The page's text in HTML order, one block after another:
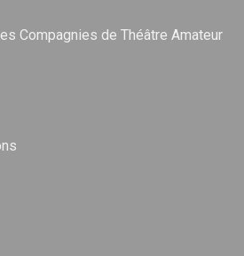
Compagnies de Théâtre Amateur